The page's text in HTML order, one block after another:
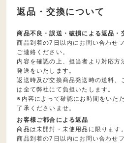
返品・交換について
商品不良・誤送・破損による返品・
商品到着の7日以内にお問い合わせ
ご連絡ください。
内容を確認の上、担当者より対応方
発送をいたします。
返送時及び交換商品発送時の送料、
は全て弊社にて負担いたします。
※内容によって確認にお時間をいた
了承くださいませ。
お客様ご都合による返品
商品は未開封・未使用品に限ります。
商品到着の7日以内にお問い合わせ